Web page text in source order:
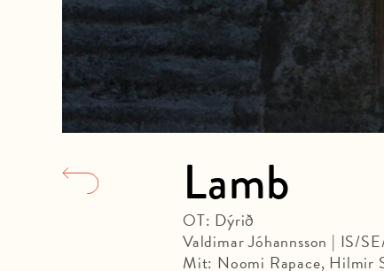
Lamb
OT: Dýrið
Valdimar Jóhannsson | IS/
Mit: Noomi Rapace, Hilmir